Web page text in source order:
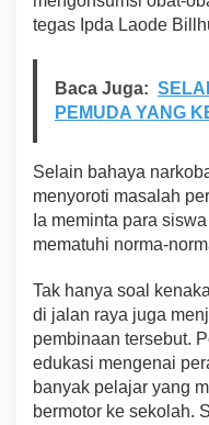
tegas Ipda Laode
Baca Juga:
PEMUDA YANG
Selain bahaya
menyoroti masalah
Ia meminta para
mematuhi norma-
Tak hanya soal
di jalan raya juga
pembinaan tersebut.
edukasi mengenai
banyak pelajar yang
bermotor ke sekolah.